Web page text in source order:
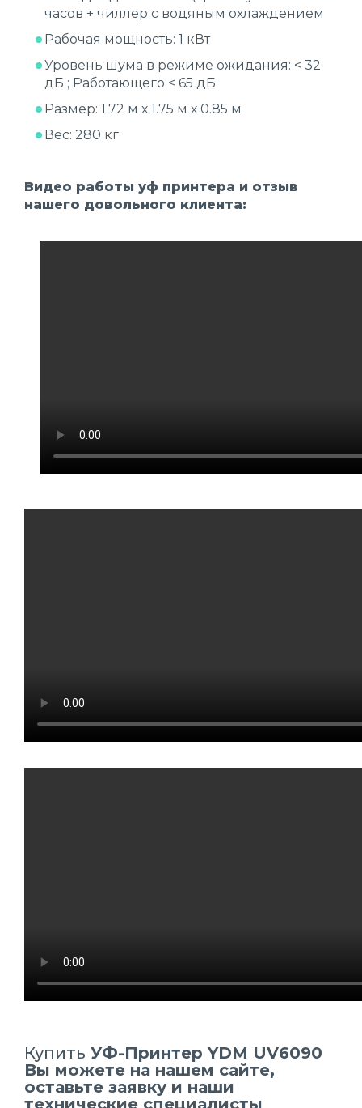
часов + чиллер с водяным охлаждением
Рабочая мощность: 1 кВт
Уровень шума в режиме ожидания: < 32
дБ ; Работающего < 65 дБ
Размер: 1.72 м х 1.75 м х 0.85 м
Вес: 280 кг
Видео работы уф принтера и отзыв
нашего довольного клиента:
Купить УФ-Принтер YDM UV6090
Вы можете на нашем сайте,
оставьте заявку и наши
технические специалисты